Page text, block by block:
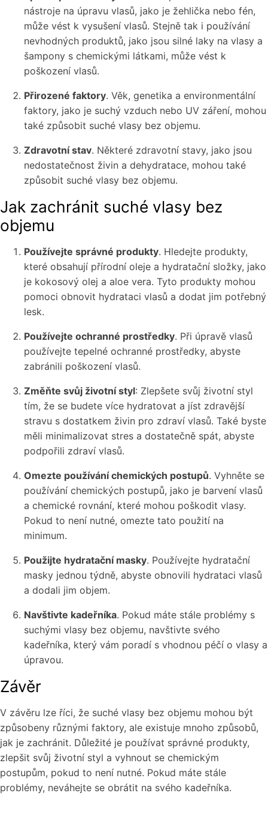
nástroje na úpravu vlasů, jako je žehlička nebo fén,
může vést k vysušení vlasů. Stejně tak i používání
nevhodných produktů, jako jsou silné laky na vlasy a
šampony s chemickými látkami, může vést k
poškození vlasů.
Přirozené faktory. Věk, genetika a environmentální
faktory, jako je suchý vzduch nebo UV záření, mohou
také způsobit suché vlasy bez objemu.
Zdravotní stav. Některé zdravotní stavy, jako jsou
nedostatečnost živin a dehydratace, mohou také
způsobit suché vlasy bez objemu.
Jak zachránit suché vlasy bez
objemu
Používejte správné produkty. Hledejte produkty,
které obsahují přírodní oleje a hydratační složky, jako
je kokosový olej a aloe vera. Tyto produkty mohou
pomoci obnovit hydrataci vlasů a dodat jim potřebný
lesk.
Používejte ochranné prostředky. Při úpravě vlasů
používejte tepelné ochranné prostředky, abyste
zabránili poškození vlasů.
Změňte svůj životní styl: Zlepšete svůj životní styl
tím, že se budete více hydratovat a jíst zdravější
stravu s dostatkem živin pro zdraví vlasů. Také byste
měli minimalizovat stres a dostatečně spát, abyste
podpořili zdraví vlasů.
Omezte používání chemických postupů. Vyhněte se
používání chemických postupů, jako je barvení vlasů
a chemické rovnání, které mohou poškodit vlasy.
Pokud to není nutné, omezte tato použití na
minimum.
Použijte hydratační masky. Používejte hydratační
masky jednou týdně, abyste obnovili hydrataci vlasů
a dodali jim objem.
Navštivte kadeřníka. Pokud máte stále problémy s
suchými vlasy bez objemu, navštivte svého
kadeřníka, který vám poradí s vhodnou péčí o vlasy a
úpravou.
Závěr
V závěru lze říci, že suché vlasy bez objemu mohou být
způsobeny různými faktory, ale existuje mnoho způsobů,
jak je zachránit. Důležité je používat správné produkty,
zlepšit svůj životní styl a vyhnout se chemickým
postupům, pokud to není nutné. Pokud máte stále
problémy, neváhejte se obrátit na svého kadeřníka.